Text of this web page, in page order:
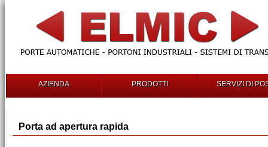
AZIENDA PRODOTTI SERVIZI DI
Porta ad apertura rapida